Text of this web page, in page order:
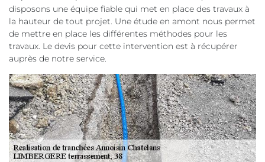
disposons une équipe fiable qui met en place des travaux à
la hauteur de tout projet. Une étude en amont nous permet
de mettre en place les différentes méthodes pour les
travaux. Le devis pour cette intervention est à récupérer
auprès de notre service.